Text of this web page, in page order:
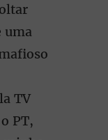
uma
TV
PT,